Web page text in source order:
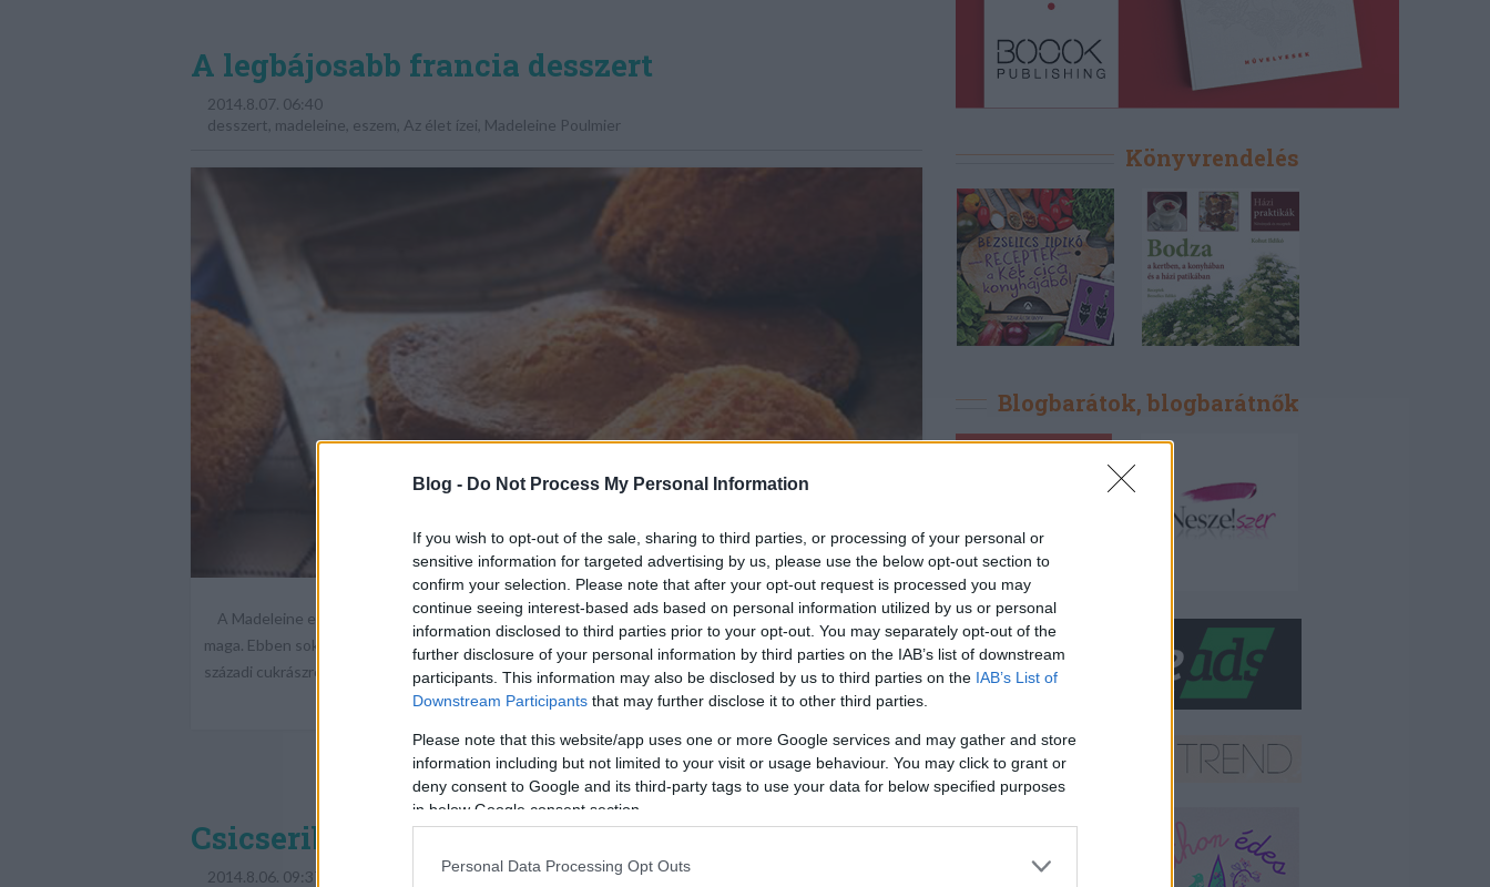
Blog - Do Not Process My Personal Information
If you wish to opt-out of the sale, sharing to third parties, or processing of your personal or
sensitive information for targeted advertising by us, please use the below opt-out section to
confirm your selection. Please note that after your opt-out request is processed you may
continue seeing interest-based ads based on personal information utilized by us or personal
information disclosed to third parties prior to your opt-out. You may separately opt-out of the
further disclosure of your personal information by third parties on the IAB’s list of downstream
participants. This information may also be disclosed by us to third parties on the IAB’s List of
Downstream Participants that may further disclose it to other third parties.
Please note that this website/app uses one or more Google services and may gather and store
information including but not limited to your visit or usage behaviour. You may click to grant or
deny consent to Google and its third-party tags to use your data for below specified purposes
in below Google consent section.
Personal Data Processing Opt Outs
A legbájosabb francia desszert
2014.8.07. 06:40
desszert madeleine eszem Az élet ízei Madeleine Poulmier
A Madeleine egy nagyon egyszerű reggeli vagy teasütemény, aminek a kultusza nagyobb, mint ő
maga. Ebben sokat segít, hogy kedves, női nevet kapott készítőjéről, Madeleine Poulmier-ről, egy XIX.
századi cukrászról, akiről egyes források azt írják, hogy Stanisław Leszczyńskinek, XV. Lajos király…
Tovább
Csicseriborsós tésztasaláta
2014.8.06. 09:37
Könyvrendelés
Blogbarátok, blogbarátnők